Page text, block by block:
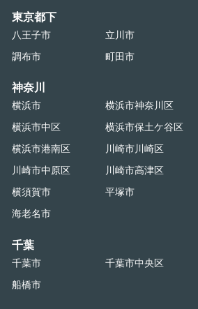
東京都下
八王子市 立川市
調布市
町田市
神奈川
横浜市 横浜市神奈川区
横浜市中区
横浜市保土ケ谷区
横浜市港南区
川崎市川崎区
川崎市中原区
川崎市高津区
横須賀市
平塚市
海老名市
千葉
千葉市 千葉市中央区
船橋市